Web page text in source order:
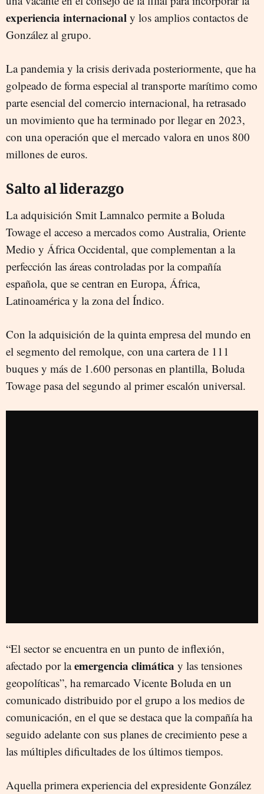
experiencia internacional y los amplios contactos de
González al grupo.
La pandemia y la crisis derivada posteriormente, que ha
golpeado de forma especial al transporte marítimo como
parte esencial del comercio internacional, ha retrasado
un movimiento que ha terminado por llegar en 2023,
con una operación que el mercado valora en unos 800
millones de euros.
Salto al liderazgo
La adquisición Smit Lamnalco permite a Boluda
Towage el acceso a mercados como Australia, Oriente
Medio y África Occidental, que complementan a la
perfección las áreas controladas por la compañía
española, que se centran en Europa, África,
Latinoamérica y la zona del Índico.
Con la adquisición de la quinta empresa del mundo en
el segmento del remolque, con una cartera de 111
buques y más de 1.600 personas en plantilla, Boluda
Towage pasa del segundo al primer escalón universal.
“El sector se encuentra en un punto de inflexión,
afectado por laemergencia climática y las tensiones
geopolíticas”, ha remarcado Vicente Boluda en un
comunicado distribuido por el grupo a los medios de
comunicación, en el que se destaca que la compañía ha
seguido adelante con sus planes de crecimiento pese a
las múltiples dificultades de los últimos tiempos.
Aquella primera experiencia del expresidente González